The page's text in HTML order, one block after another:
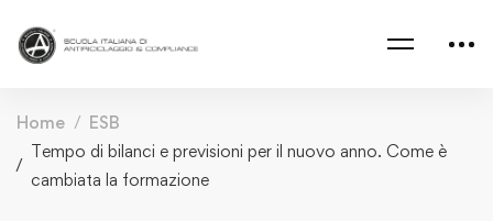
Home
ESB
Tempo di bilanci e previsioni per il nuovo anno. Come è
cambiata la formazione